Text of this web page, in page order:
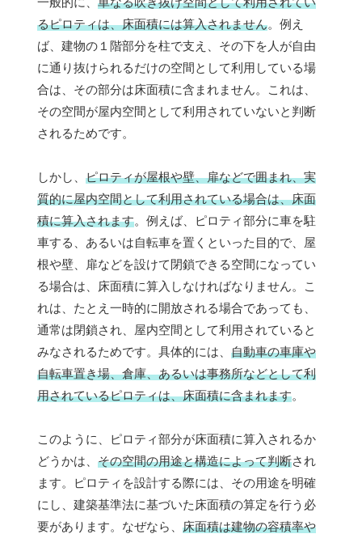
るピロティは、床面積には算入されません。例え
ば、建物の１階部分を柱で支え、その下を人が自由
に通り抜けられるだけの空間として利用している場
合は、その部分は床面積に含まれません。これは、
その空間が屋内空間として利用されていないと判断
されるためです。
しかし、 ピロティが屋根や壁、扉などで囲まれ、実
質的に屋内空間として利用されている場合は、床面
積に算入されます。例えば、ピロティ部分に車を駐
車する、あるいは自転車を置くといった目的で、屋
根や壁、扉などを設けて閉鎖できる空間になってい
る場合は、床面積に算入しなければなりません。こ
れは、たとえ一時的に開放される場合であっても、
通常は閉鎖され、屋内空間として利用されていると
みなされるためです。具体的には、 自動車の車庫や
自転車置き場、倉庫、あるいは事務所などとして利
用されているピロティは、床面積に含まれます。
このように、ピロティ部分が床面積に算入されるか
どうかは、 その空間の用途と構造によって判断され
ます。ピロティを設計する際には、その用途を明確
にし、建築基準法に基づいた床面積の算定を行う必
要があります。なぜなら、 床面積は建物の容積率や